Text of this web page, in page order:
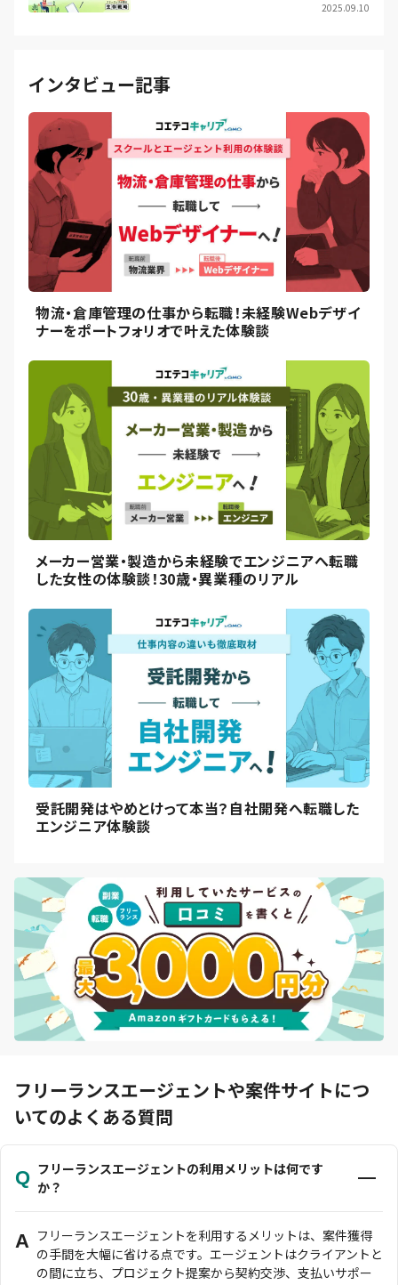
2025.09.10
インタビュー記事
物流・倉庫管理の仕事から転職！未経験Webデザイ
ナーをポートフォリオで叶えた体験談
メーカー営業・製造から未経験でエンジニアへ転職
した女性の体験談！30歳・異業種のリアル
受託開発はやめとけって本当？自社開発へ転職した
エンジニア体験談
フリーランスエージェントや案件サイトにつ
いてのよくある質問
Q フリーランスエージェントの利用メリットは何です
か？
A フリーランスエージェントを利用するメリットは、案件獲得
の手間を大幅に省ける点です。エージェントはクライアントと
の間に立ち、プロジェクト提案から契約交渉、支払いサポー